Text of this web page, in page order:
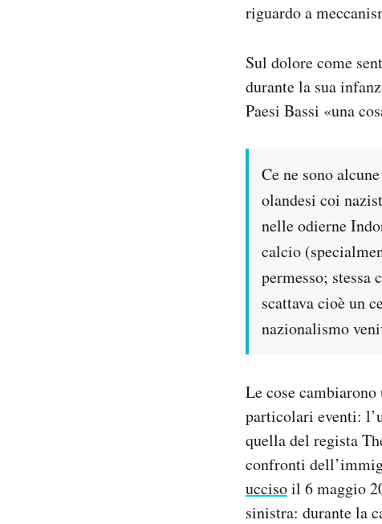
riguardo a
Sul dolore come
durante la sua
Paesi Bassi «una
Ce ne sono
olandesi coi
nelle odierne
calcio
permesso; stessa
scattava cioè un
nazionalismo
Le cose cambiarono
particolari eventi:
quella del regista
confronti
uccisoil 6 maggio
sinistra: durante la